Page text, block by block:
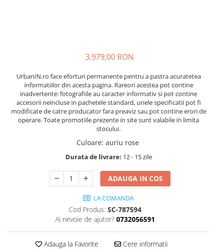
3.979,00 RON
UrbanIN.ro face eforturi permanente pentru a pastra acuratetea
informatiilor din acesta pagina. Rareori acestea pot contine
inadvertente: fotografiile au caracter informativ si pot contine
accesorii neincluse in pachetele standard, unele specificatii pot fi
modificate de catre producator fara preaviz sau pot contine erori de
operare. Toate promotiile prezente in site sunt valabile in limita
stocului.
Culoare: auriu rose
Durata de livrare: 12 - 15 zile
ADAUGA IN COS
LA COMANDA
Cod Produs: SC-787594
Ai nevoie de ajutor? 0732056591
Adauga la Favorite Cere informatii